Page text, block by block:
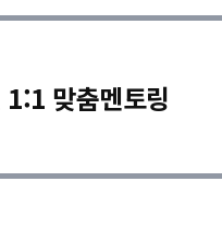
맞춤멘토링